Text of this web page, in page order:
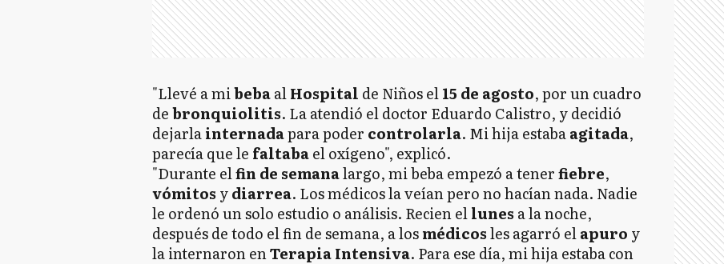
"Llevé a mibebaalHospital de Niños el15 de agosto, por un cuadro
debronquiolitis. La atendió el doctor Eduardo Calistro, y decidió
dejarlainternadapara poder controlarla. Mi hija estabaagitada,
parecía que le faltabael oxígeno", explicó.
"Durante elfin de semanalargo, mi beba empezó a tenerfiebre,
vómitos ydiarrea. Los médicos la veían pero no hacían nada. Nadie
le ordenó un solo estudio o análisis. Recien ellunes a la noche,
después de todo el fin de semana, a losmédicosles agarró elapuro y
la internaron enTerapia Intensiva. Para ese día, mi hija estaba con